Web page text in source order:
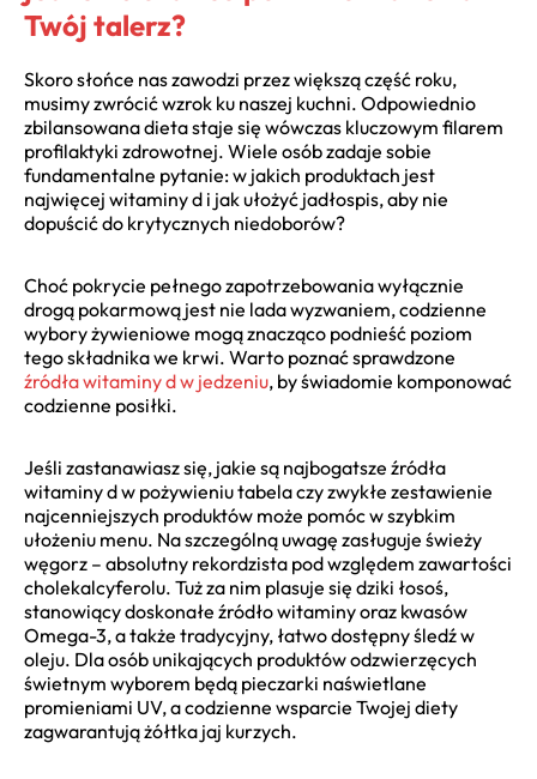
Twój talerz?
Skoro słońce nas zawodzi przez większą część roku,
musimy zwrócić wzrok ku naszej kuchni. Odpowiednio
zbilansowana dieta staje się wówczas kluczowym filarem
profilaktyki zdrowotnej. Wiele osób zadaje sobie
fundamentalne pytanie: w jakich produktach jest
najwięcej witaminy d i jak ułożyć jadłospis, aby nie
dopuścić do krytycznych niedoborów?
Choć pokrycie pełnego zapotrzebowania wyłącznie
drogą pokarmową jest nie lada wyzwaniem, codzienne
wybory żywieniowe mogą znacząco podnieść poziom
tego składnika we krwi. Warto poznać sprawdzone
źródła witaminy d w jedzeniu, by świadomie komponować
codzienne posiłki.
Jeśli zastanawiasz się, jakie są najbogatsze źródła
witaminy d w pożywieniu tabela czy zwykłe zestawienie
najcenniejszych produktów może pomóc w szybkim
ułożeniu menu. Na szczególną uwagę zasługuje świeży
węgorz – absolutny rekordzista pod względem zawartości
cholekalcyferolu. Tuż za nim plasuje się dziki łosoś,
stanowiący doskonałe źródło witaminy oraz kwasów
Omega-3, a także tradycyjny, łatwo dostępny śledź w
oleju. Dla osób unikających produktów odzwierzęcych
świetnym wyborem będą pieczarki naświetlane
promieniami UV, a codzienne wsparcie Twojej diety
zagwarantują żółtka jaj kurzych.